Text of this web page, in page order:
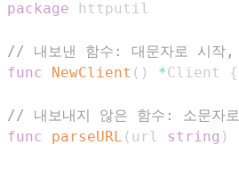
package
// 내보낸 함수: 대문자로 시작,
func
NewClient ( ) *Client {
// 내보내지 않은 함수: 소문자
func
parseURL ( url string )